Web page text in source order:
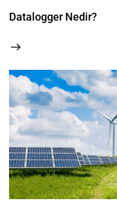
Datalogger Nedir?